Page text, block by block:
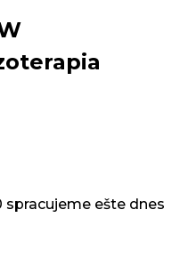
spracujeme ešte dnes